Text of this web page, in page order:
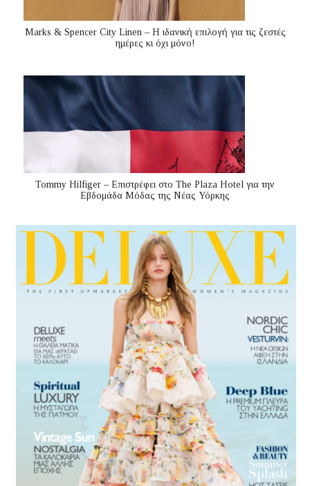
Marks & Spencer City Linen – Η ιδανική επιλογή για τις ζεστές
ημέρες κι όχι μόνο!
Tommy Hilfiger – Επιστρέφει στο The Plaza Hotel για την
Εβδομάδα Μόδας της Νέας Υόρκης